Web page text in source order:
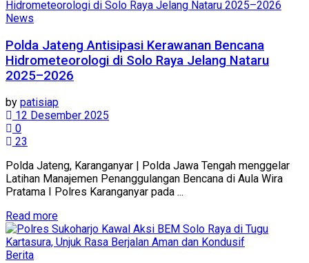
News
Polda Jateng Antisipasi Kerawanan Bencana
Hidrometeorologi di Solo Raya Jelang Nataru
2025–2026
by patisiap
12 Desember 2025
0
23
Polda Jateng, Karanganyar | Polda Jawa Tengah menggelar
Latihan Manajemen Penanggulangan Bencana di Aula Wira
Pratama I Polres Karanganyar pada ...
Read moreDetails
Berita